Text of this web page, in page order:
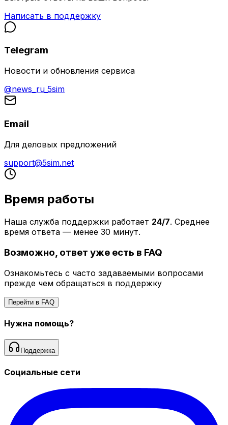
Написать в поддержку
Telegram
Новости и обновления сервиса
@news_ru_5sim
Email
Для деловых предложений
support@5sim.net
Время работы
Наша служба поддержки работает 24/7. Среднее
время ответа — менее 30 минут.
Возможно, ответ уже есть в FAQ
Ознакомьтесь с часто задаваемыми вопросами
прежде чем обращаться в поддержку
Перейти в FAQ
Нужна помощь?
Поддержка
Социальные сети